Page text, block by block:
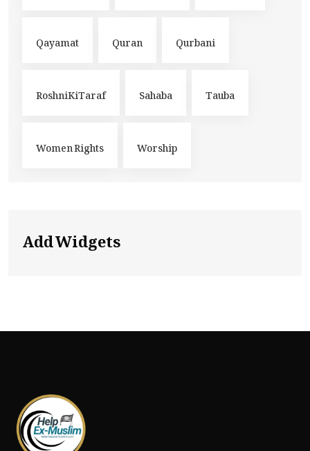
Qayamat Quran Qurbani
RoshniKiTaraf Sahaba Tauba
Women Rights Worship
Add Widgets